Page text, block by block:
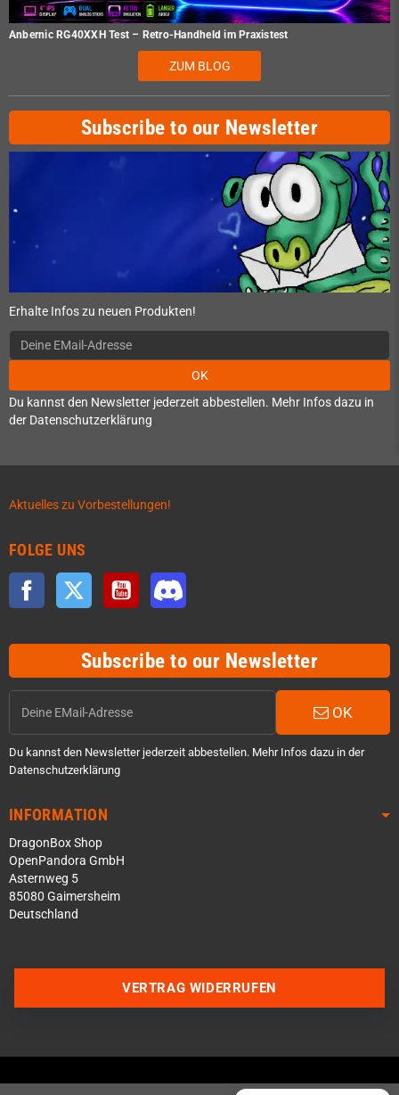
Anbernic RG40XXH Test – Retro-Handheld im Praxistest
ZUM BLOG
Subscribe to our Newsletter
Erhalte Infos zu neuen Produkten!
OK
Du kannst den Newsletter jederzeit abbestellen. Mehr Infos dazu in
der Datenschutzerklärung
Aktuelles zu Vorbestellungen!
FOLGE UNS
Facebook Twitter YouTube
Subscribe to our Newsletter
OK
Du kannst den Newsletter jederzeit abbestellen. Mehr Infos dazu in der
Datenschutzerklärung
INFORMATION
DragonBox Shop
OpenPandora GmbH
Asternweg 5
85080 Gaimersheim
Deutschland
Schick uns eine eMail
VERTRAG WIDERRUFEN